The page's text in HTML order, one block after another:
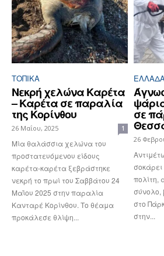
ΤΟΠΙΚΑ
Νεκρή χελώνα Καρέτα
– Καρέτα σε παραλία
της Κορίνθου
26 Μαΐου, 2025 1
Μία θαλάσσια χελώνα του
προστατευόμενου είδους
καρέτα-καρέτα ξεβράστηκε
νεκρή το πρωί του Σαββάτου 24
Μαΐου 2025 στην παραλία
Κανταρέ Κορίνθου. Το θέαμα
προκάλεσε θλίψη...
ΕΛΛΆΔΑ
σε
26
πολίτη,
σύνολο,
στο
στην...